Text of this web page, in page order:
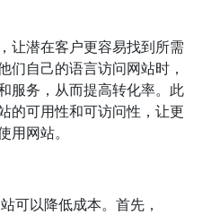
让潜在客户更容易找到所需
们自己的语言访问网站时，
服务，从而提高转化率。此
的可用性和可访问性，让更
网站。
可以降低成本。首先，